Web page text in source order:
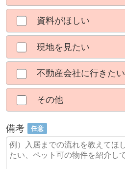
資料がほしい
現地を見たい
不動産会社に行きたい
その他
備考 任意